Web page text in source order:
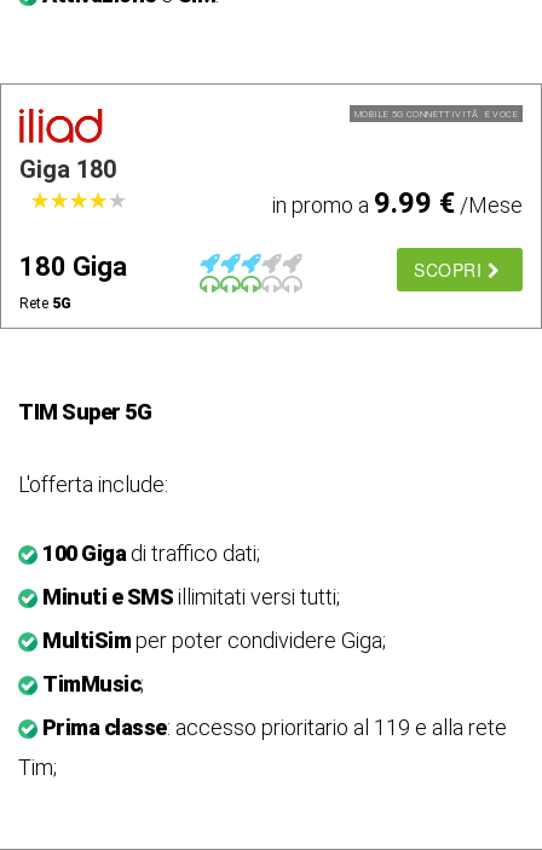
MOBILE 5G CONNETTIVITÃ E VOCE
Giga 180
★★★★★
★★★★★ in promo a 9.99 €/Mese
180 Giga
Rete 5G
SCOPRI
TIM Super 5G
L'offerta include:
100 Giga di traffico dati;
Minuti e SMSillimitati versi tutti;
MultiSimper poter condividere Giga;
TimMusic;
Prima classe: accesso prioritario al 119 e alla rete
Tim;